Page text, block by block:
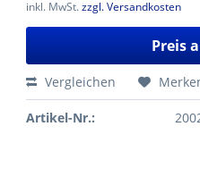
inkl. MwSt.zzgl. Versandkosten
Preis
Vergleichen
Artikel-Nr.: